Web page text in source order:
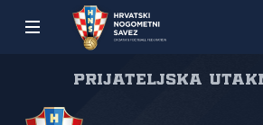
Prijateljska